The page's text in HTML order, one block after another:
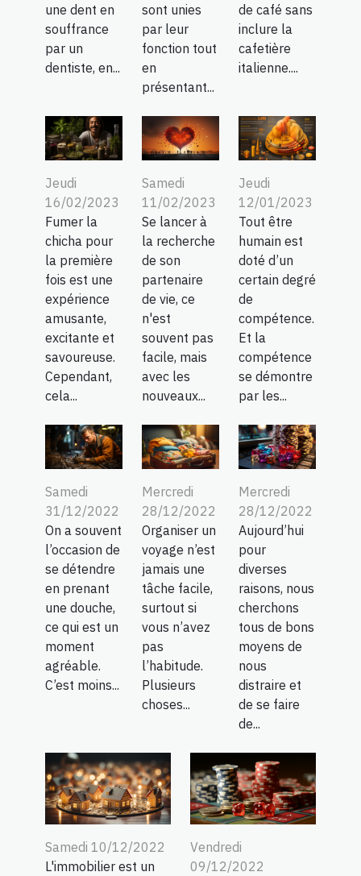
une dent en
souffrance
par un
dentiste, en...
sont unies
par leur
fonction tout
en
présentant...
de café sans
inclure la
cafetière
italienne....
Jeudi
16/02/2023
Fumer la
chicha pour
la première
fois est une
expérience
amusante,
excitante et
savoureuse.
Cependant,
cela...
Samedi
11/02/2023
Se lancer à
la recherche
de son
partenaire
de vie, ce
n'est
souvent pas
facile, mais
avec les
nouveaux...
Jeudi
12/01/2023
Tout être
humain est
doté d’un
certain degré
de
compétence.
Et la
compétence
se démontre
par les...
Samedi
31/12/2022
On a souvent
l’occasion de
se détendre
en prenant
une douche,
ce qui est un
moment
agréable.
C’est moins...
Mercredi
28/12/2022
Organiser un
voyage n’est
jamais une
tâche facile,
surtout si
vous n’avez
pas
l’habitude.
Plusieurs
choses...
Mercredi
28/12/2022
Aujourd’hui
pour
diverses
raisons, nous
cherchons
tous de bons
moyens de
nous
distraire et
de se faire
de...
Samedi 10/12/2022
L'immobilier est un
Vendredi
09/12/2022